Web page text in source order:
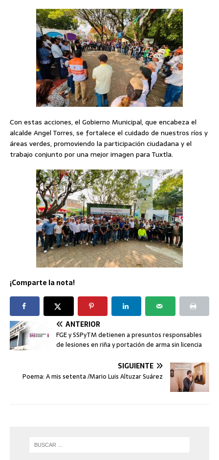
Con estas acciones, el Gobierno Municipal, que encabeza el
alcalde Angel Torres, se fortalece el cuidado de nuestros ríos y
áreas verdes, promoviendo la participación ciudadana y el
trabajo conjunto por una mejor imagen para Tuxtla.
¡Comparte la nota!
ANTERIOR
FGE y SSPyTM detienen a presuntos responsables
de lesiones en riña y portación de arma sin licencia
SIGUIENTE
Poema: A mis setenta /Mario Luis Altuzar Suárez